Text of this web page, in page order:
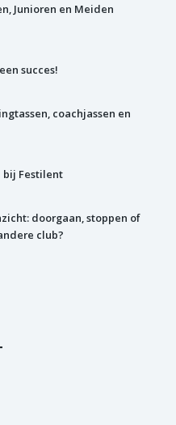
Junioren en Meiden
succes!
coachjassen en
bij Festilent
doorgaan, stoppen of
club?